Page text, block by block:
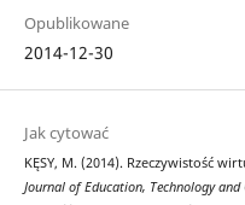
Opublikowane
2014-12-30
Jak cytować
KĘSY, M. (2014). Rzeczywistość
Journal of Education, Technology and